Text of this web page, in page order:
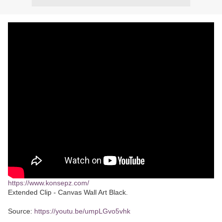
https://www.konsepz.com/
Extended Clip - Canvas Wall Art Black.
Source: https://youtu.be/umpLGvo5vhk